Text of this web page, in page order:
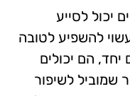
יכול לסייע
להשפיע לטובה
יחד, הם יכולים
שמוביל לשיפור